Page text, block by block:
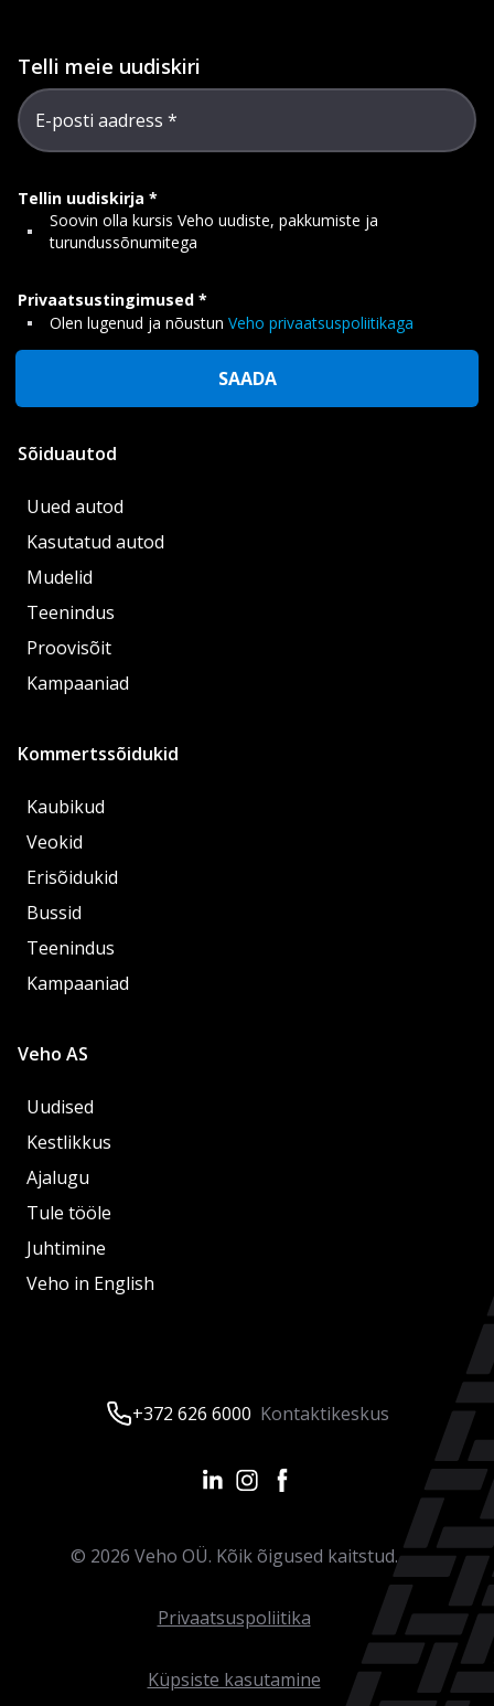
Telli meie uudiskiri
E-posti aadress
Tellin uudiskirja
Soovin olla kursis Veho uudiste, pakkumiste ja
turundussõnumitega
Privaatsustingimused
Olen lugenud ja nõustun Veho privaatsuspoliitikaga
SAADA
Sõiduautod
Uued autod
Kasutatud autod
Mudelid
Teenindus
Proovisõit
Kampaaniad
Kommertssõidukid
Kaubikud
Veokid
Erisõidukid
Bussid
Teenindus
Kampaaniad
Veho AS
Uudised
Kestlikkus
Ajalugu
Tule tööle
Juhtimine
Veho in English
+372 626 6000 Kontaktikeskus
© 2026 Veho OÜ. Kõik õigused kaitstud.
Privaatsuspoliitika
Küpsiste kasutamine